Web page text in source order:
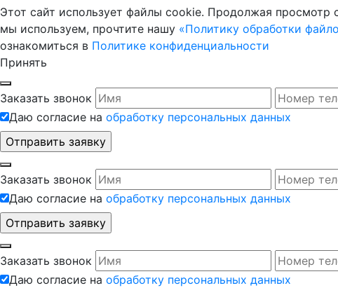
Этот сайт использует файлы cookie. Продолжая просмотр
мы используем, прочтите нашу «Политику обработки
ознакомиться в Политике конфиденциальности
Принять
Заказать звонок
Даю согласие на обработку персональных данных
Заказать звонок
Даю согласие на обработку персональных данных
Заказать звонок
Даю согласие на обработку персональных данных